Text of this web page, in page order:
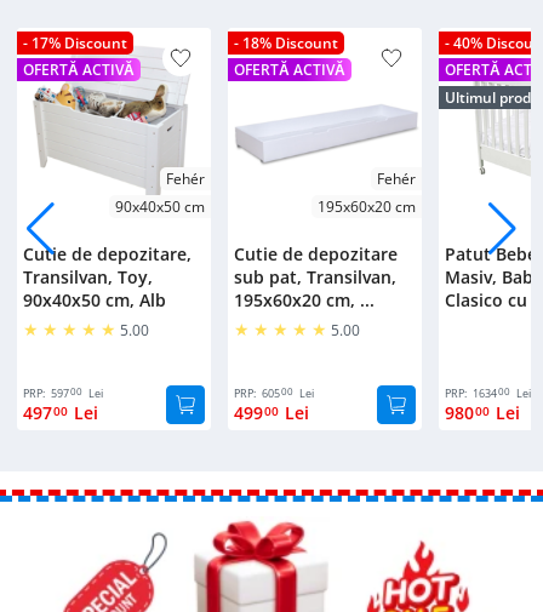
- 17% Discount
OFERTĂ ACTIVĂ
Fehér
90x40x50 cm
Cutie de depozitare,
Transilvan, Toy,
90x40x50 cm, Alb
5.00
PRP: 59700 Lei
49700 Lei
- 18% Discount
OFERTĂ ACTIVĂ
Fehér
195x60x20 cm
Cutie de depozitare
sub pat, Transilvan,
195x60x20 cm, ...
5.00
PRP: 60500 Lei
49900 Lei
- 40%
OFERTĂ
Ultimul
Patut
Masiv,
Clasico cu
PRP: 163400 Lei
98000 Lei